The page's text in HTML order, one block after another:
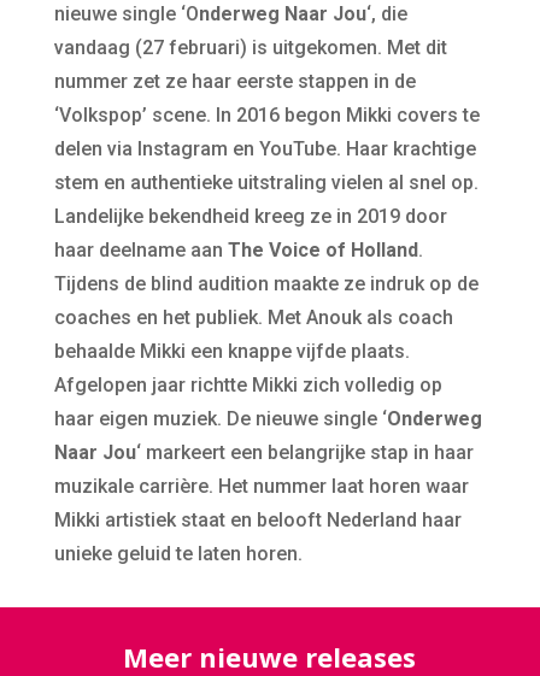
nieuwe single ‘Onderweg Naar Jou‘, die
vandaag (27 februari) is uitgekomen. Met dit
nummer zet ze haar eerste stappen in de
‘Volkspop’ scene. In 2016 begon Mikki covers te
delen via Instagram en YouTube. Haar krachtige
stem en authentieke uitstraling vielen al snel op.
Landelijke bekendheid kreeg ze in 2019 door
haar deelname aan The Voice of Holland.
Tijdens de blind audition maakte ze indruk op de
coaches en het publiek. Met Anouk als coach
behaalde Mikki een knappe vijfde plaats.
Afgelopen jaar richtte Mikki zich volledig op
haar eigen muziek. De nieuwe single ‘Onderweg
Naar Jou‘ markeert een belangrijke stap in haar
muzikale carrière. Het nummer laat horen waar
Mikki artistiek staat en belooft Nederland haar
unieke geluid te laten horen.
Meer nieuwe releases